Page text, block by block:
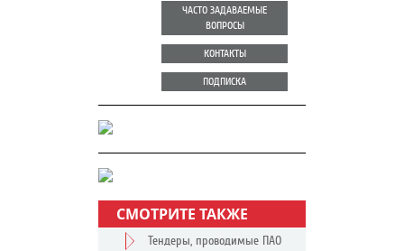
ЧАСТО ЗАДАВАЕМЫЕ
ВОПРОСЫ
КОНТАКТЫ
ПОДПИСКА
СМОТРИТЕ ТАКЖЕ
Тендеры, проводимые ПАО